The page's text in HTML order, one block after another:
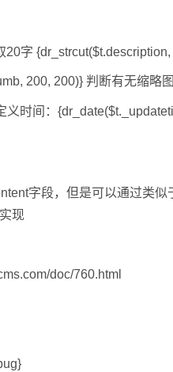
字 {dr_strcut($t.description,
200, 200)} 判断有无缩略
义时间：
字段，但是可以通过类
现
doc/760.html